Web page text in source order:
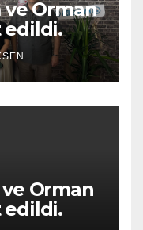
ve Orman
edildi.
Orman
edildi.